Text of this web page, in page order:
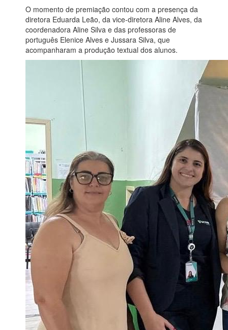
O momento de premiação contou com a presença da
diretora Eduarda Leão, da vice-diretora Aline Alves, da
coordenadora Aline Silva e das professoras de
português Elenice Alves e Jussara Silva, que
acompanharam a produção textual dos alunos.